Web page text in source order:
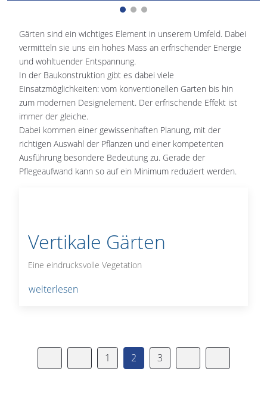
Gärten sind ein wichtiges Element in unserem Umfeld. Dabei
vermitteln sie uns ein hohes Mass an erfrischender Energie
und wohltuender Entspannung.
In der Baukonstruktion gibt es dabei viele
Einsatzmöglichkeiten: vom konventionellen Garten bis hin
zum modernen Designelement. Der erfrischende Effekt ist
immer der gleiche.
Dabei kommen einer gewissenhaften Planung, mit der
richtigen Auswahl der Pflanzen und einer kompetenten
Ausführung besondere Bedeutung zu. Gerade der
Pflegeaufwand kann so auf ein Minimum reduziert werden.
Vertikale Gärten
Eine eindrucksvolle Vegetation
weiterlesen
1 2 3